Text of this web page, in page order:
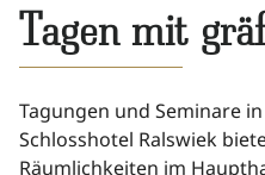
Tagen mit
Tagungen und Seminare
Schlosshotel Ralswiek
Räumlichkeiten im